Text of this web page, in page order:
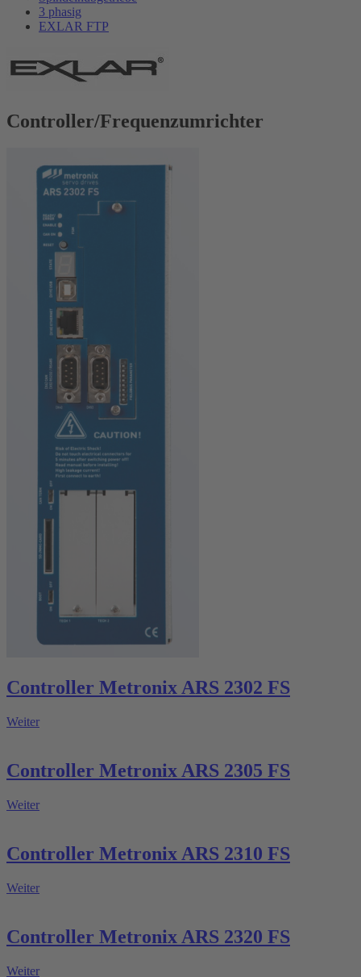
3 phasig
EXLAR FTP
Controller/Frequenzumrichter
Controller Metronix ARS 2302 FS
Weiter
Controller Metronix ARS 2305 FS
Weiter
Controller Metronix ARS 2310 FS
Weiter
Controller Metronix ARS 2320 FS
Weiter